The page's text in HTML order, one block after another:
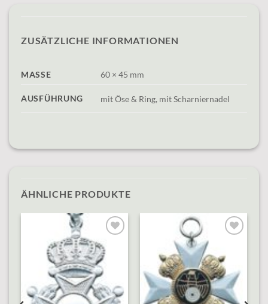
ZUSÄTZLICHE INFORMATIONEN
MASSE 60 × 45 mm
AUSFÜHRUNG mit Öse & Ring, mit Scharniernadel
ÄHNLICHE PRODUKTE
Add to
wishlist